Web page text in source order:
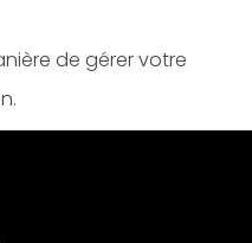
de gérer votre